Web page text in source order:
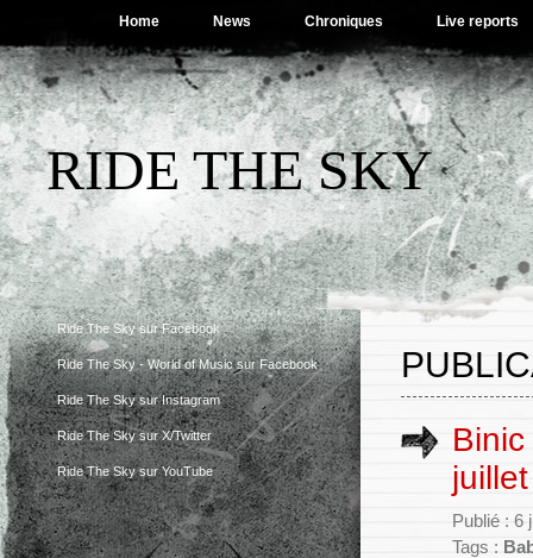
Home News Chroniques Live reports
RIDE THE SKY
Ride The Sky sur Facebook
Ride The Sky - World of Music sur Facebook
Ride The Sky sur Instagram
Ride The Sky sur X/Twitter
Ride The Sky sur YouTube
Publié : 6
Tags :